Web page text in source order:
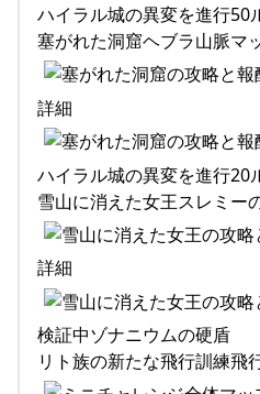
ハイラル城の異変を進行50
塞がれた洞窟ヘブラ山脈マ
詳細
ハイラル城の異変を進行20
雪山に消えた女王スレミー
詳細
検証中ゾナニウムの硬盾
リト族の新たな飛行訓練飛